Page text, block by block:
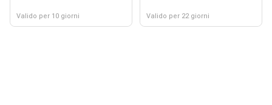
Valido per 10 giorni Valido per 22 giorni